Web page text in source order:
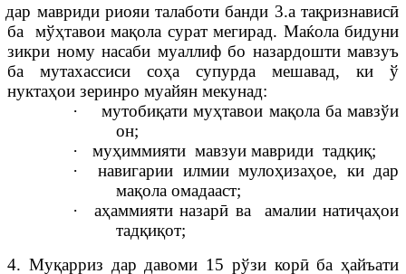
дар мавриди риояи талаботи банди 3.а тақризнависӣ
ба мўҳтавои мақола сурат мегирад. Маќолабидуни
зикри ному насаби муаллиф бо назардошти мавзуъ
ба мутахассиси соҳа супурда мешавад, ки ў
нуктаҳои зеринро муайян мекунад:
·
мутобиқати муҳтавои мақола ба мавзўи
он;
·
муҳиммияти мавзуи мавриди тадқиқ;
·
навигарии илмии мулоҳизаҳое, ки дар
мақола омадааст;
·
аҳаммияти назарӣ ва амалии натиҷаҳои
тадқиқот;
4. Муқарриз дар давоми 15 рўзи корӣ ба ҳайъати